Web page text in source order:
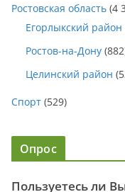
Ростовская область (4
Егорлыкский район
Ростов-на-Дону
Целинский район
Спорт (529)
Опрос
Пользуетесь ли